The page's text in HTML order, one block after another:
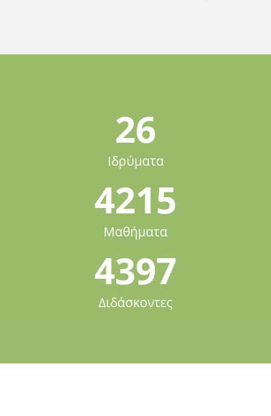
26
Ιδρύματα
4215
Μαθήματα
4397
Διδάσκοντες